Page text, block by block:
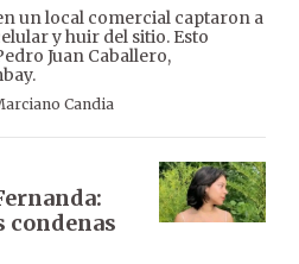
un local comercial captaron a
y huir del sitio. Esto
Juan Caballero,
Candia
condenas